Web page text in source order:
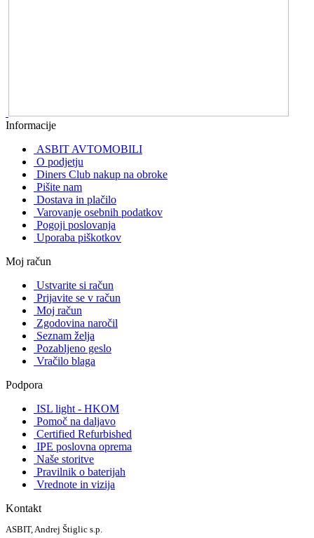
Informacije
ASBIT AVTOMOBILI
O podjetju
Diners Club nakup na obroke
Pišite nam
Dostava in plačilo
Varovanje osebnih podatkov
Pogoji poslovanja
Uporaba piškotkov
Moj račun
Ustvarite si račun
Prijavite se v račun
Moj račun
Zgodovina naročil
Seznam želja
Pozabljeno geslo
Vračilo blaga
Podpora
ISL light - HKOM
Pomoč na daljavo
Certified Refurbished
IPE poslovna oprema
Naše storitve
Pravilnik o baterijah
Vrednote in vizija
Kontakt
ASBIT, Andrej Štiglic s.p.